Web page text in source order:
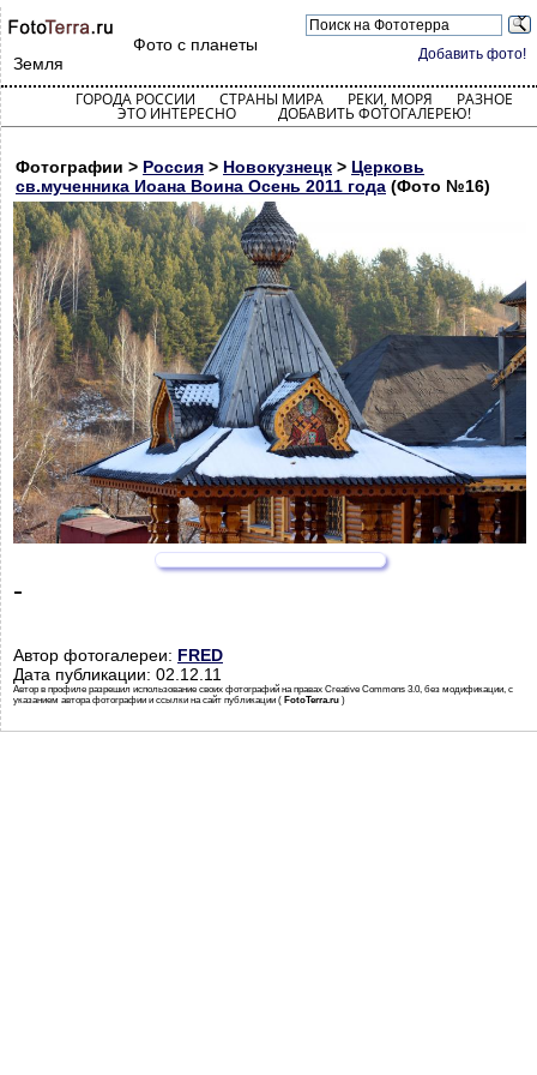
Добавить фото!
Фото с планеты
Земля
ГОРОДА РОССИИ СТРАНЫ МИРА РЕКИ, МОРЯ РАЗНОЕ
ЭТО ИНТЕРЕСНО ДОБАВИТЬ ФОТОГАЛЕРЕЮ!
Фотографии > Россия > Новокузнецк > Церковь
св.мученника Иоана Воина Осень 2011 года (Фото №16)
-
Автор фотогалереи: FRED
Дата публикации: 02.12.11
Автор в профиле разрешил использование своих фотографий на правах Creative Commons 3.0, без модификации, с
указанием автора фотографии и ссылки на сайт публикации ( FotoTerra.ru )